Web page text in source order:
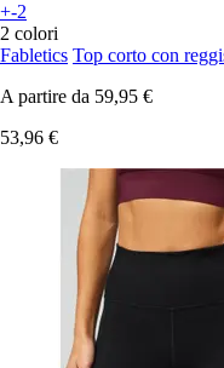
+-2
2 colori
Fabletics Top corto con
A partire da 59,95 €
53,96 €